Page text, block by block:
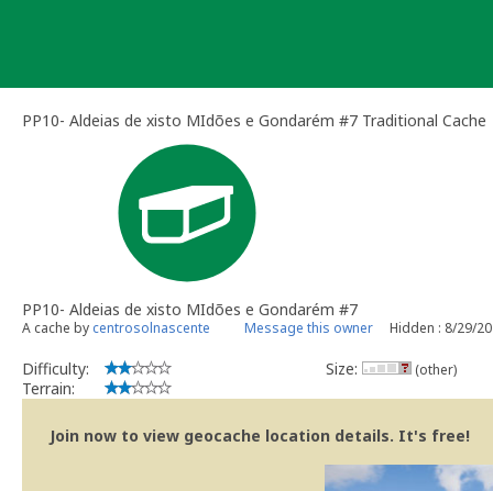
PP10- Aldeias de xisto MIdões e Gondarém #7 Traditional Cache
PP10- Aldeias de xisto MIdões e Gondarém #7
A cache by centrosolnascente Message this owner Hidden : 8/29/
Difficulty:
Terrain:
Size: (other)
Join now to view geocache location details. It's free!